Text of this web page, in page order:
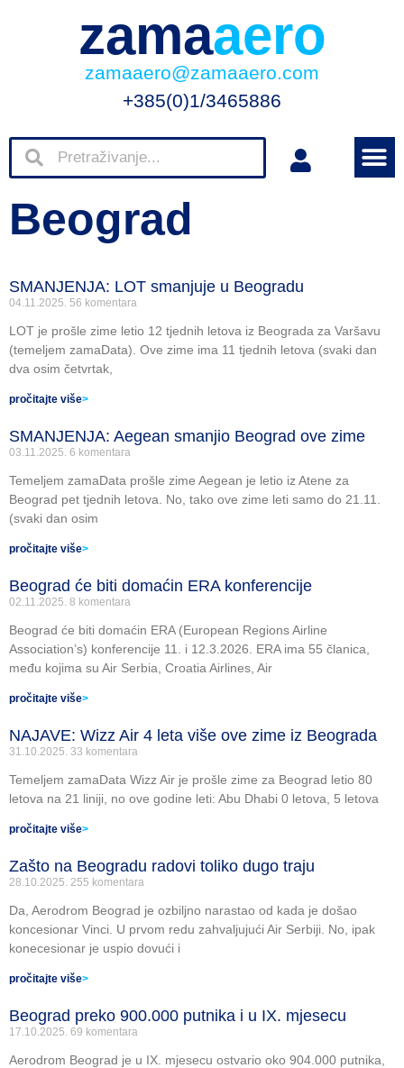
zamaaero
zamaaero@zamaaero.com
+385(0)1/3465886
Beograd
SMANJENJA: LOT smanjuje u Beogradu
04.11.2025. 56 komentara
LOT je prošle zime letio 12 tjednih letova iz Beograda za Varšavu
(temeljem zamaData). Ove zime ima 11 tjednih letova (svaki dan
dva osim četvrtak,
pročitajte više>
SMANJENJA: Aegean smanjio Beograd ove zime
03.11.2025. 6 komentara
Temeljem zamaData prošle zime Aegean je letio iz Atene za
Beograd pet tjednih letova. No, tako ove zime leti samo do 21.11.
(svaki dan osim
pročitajte više>
Beograd će biti domaćin ERA konferencije
02.11.2025. 8 komentara
Beograd će biti domaćin ERA (European Regions Airline
Association’s) konferencije 11. i 12.3.2026. ERA ima 55 članica,
među kojima su Air Serbia, Croatia Airlines, Air
pročitajte više>
NAJAVE: Wizz Air 4 leta više ove zime iz Beograda
31.10.2025. 33 komentara
Temeljem zamaData Wizz Air je prošle zime za Beograd letio 80
letova na 21 liniji, no ove godine leti: Abu Dhabi 0 letova, 5 letova
pročitajte više>
Zašto na Beogradu radovi toliko dugo traju
28.10.2025. 255 komentara
Da, Aerodrom Beograd je ozbiljno narastao od kada je došao
koncesionar Vinci. U prvom redu zahvaljujući Air Serbiji. No, ipak
konecesionar je uspio dovući i
pročitajte više>
Beograd preko 900.000 putnika i u IX. mjesecu
17.10.2025. 69 komentara
Aerodrom Beograd je u IX. mjesecu ostvario oko 904.000 putnika,